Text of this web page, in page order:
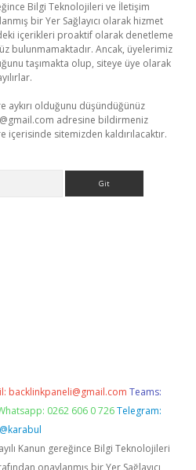
Bilgi Teknolojileri ve İletişim
bir Yer Sağlayıcı olarak hizmet
içerikleri proaktif olarak denetleme
bulunmamaktadır. Ancak, üyelerimiz
taşımakta olup, siteye üye olarak
aykırı olduğunu düşündüğünüz
adresine bildirmeniz
içerisinde sitemizden kaldırılacaktır.
backlinkpaneli@gmail.com Teams:
0262 606 0 726 Telegram:
@karabul
Kanun gereğince Bilgi Teknolojileri
onaylanmış bir Yer Sağlayıcı